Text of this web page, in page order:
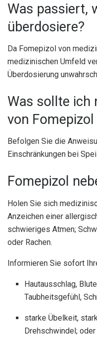
Was passiert,
überdosiere?
Da Fomepizol von
medizinischen Umfeld
Überdosierung
Was sollte ich
von
Befolgen Sie die
Einschränkungen bei
Fomepizol
Holen Sie sich
Anzeichen einer
schwieriges Atmen;
oder Rachen.
Informieren Sie sofort
Hautausschlag,
Taubheitsgefühl,
starke Übelkeit,
Drehschwindel; oder